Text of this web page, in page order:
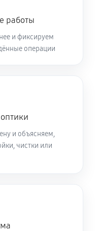
Nikon 60mm f/2.8G
работы
и фиксируем
операции
и объясняем,
чистки или